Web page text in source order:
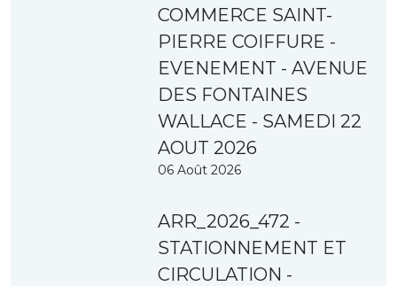
COMMERCE SAINT-
PIERRE COIFFURE -
EVENEMENT - AVENUE
DES FONTAINES
WALLACE - SAMEDI 22
AOUT 2026
06 Août 2026
ARR_2026_472 -
STATIONNEMENT ET
CIRCULATION -